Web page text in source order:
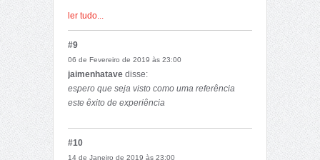
Nacional. Possuo todas condições para o
alojamento e manter durante todo o período ai
em Moçambique, pagamento do curso bem
como qualquer outra despesa que possa
aparecer.
FAVOR ME EXPOR TODAS A S CONDIÇÕES
PARA O ALUNO ESTRANGEIRO BEM COMO
TUDO QUANTO É INFORMAÇÃO QUE ME
ler tudo...
#9
06 de Fevereiro de 2019 às 23:00
jaimenhatave disse:
espero que seja visto como uma referência
este êxito de experiência
#10
14 de Janeiro de 2019 às 23:00